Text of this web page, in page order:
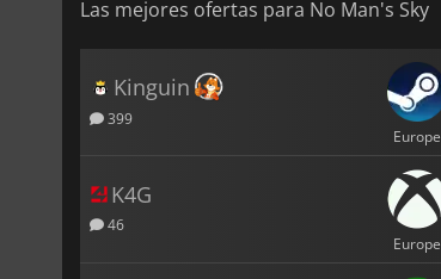
Las mejores ofertas para No Man's Sky
Kinguin
399
Europe
K4G
46
Europe